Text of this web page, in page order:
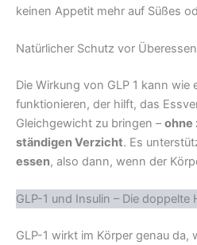
keinen Appetit mehr auf Süßes
Natürlicher Schutz vor Überessen
Die Wirkung von GLP 1 kann wie
funktionieren, der hilft, das
Gleichgewicht zu bringen –ohne
ständigen Verzicht. Es
essen, also dann, wenn der
GLP-1 und Insulin – Die doppelte
GLP-1 wirkt im Körper genau da,